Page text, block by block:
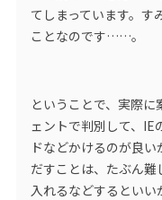
てしまっています。す
ことなのです……。
ということで、実際
ェントで判別して、
ドなどかけるのが良
だすことは、たぶん
入れるなどするといい